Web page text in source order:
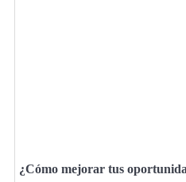
¿Cómo mejorar tus